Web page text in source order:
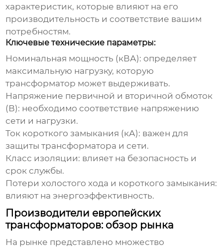
характеристик, которые влияют на его
производительность и соответствие вашим
потребностям.
Ключевые технические параметры:
Номинальная мощность (кВА): определяет
максимальную нагрузку, которую
трансформатор может выдерживать.
Напряжение первичной и вторичной обмоток
(В): необходимо соответствие напряжению
сети и нагрузки.
Ток короткого замыкания (кА): важен для
защиты трансформатора и сети.
Класс изоляции: влияет на безопасность и
срок службы.
Потери холостого хода и короткого замыкания:
влияют на энергоэффективность.
Производители европейских
трансформаторов: обзор рынка
На рынке представлено множество